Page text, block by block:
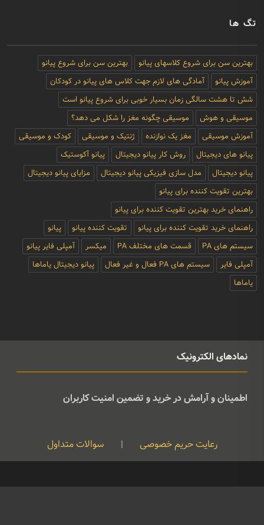
تگ ها
بهترین سن برای شروع کلاسهای پیانو
بهترین سن برای شروع پیانو
آموزش پیانو
آمادگی های لازم جهت کلاس های پیانو در کودکان
شش تا هشت سالگی زمان بسیار خوبی برای شروع پیانو است
موسیقی و هوش
موسیقی چگونه مغز را شکل می دهد؟
آموزش موسیقی
مغز یک نوازنده ژنتیک و موسیقی
کودک و موسیقی
پیانو های دیجیتال
روش کار پیانو دیجیتال
پیانو آکوستیک
پیانو دیجیتال
مدل سازی فیزیکی پیانو دیجیتال
مزایای پیانو دیجیتال
بهترین تقویت کننده برای پیانو
راهنمای خرید بهترین تقویت کننده برای پیانو
راهنمای خرید تقویت کننده برای پیانو
تقویت کننده پیانو
پیانو
سیستم های PA
قسمت های مختلف PA میکسر
آمپلی فایر پیانو
آمپلی فایر
سیستم های PA فعال و غیر فعال
پیانو دیجیتال یاماها
یاماها
نمادهای الکترونیک
اطمینان و آرامش در خرید و تضمین امنیت کاربران
رعایت حریم خصوصی | سوالات متداول